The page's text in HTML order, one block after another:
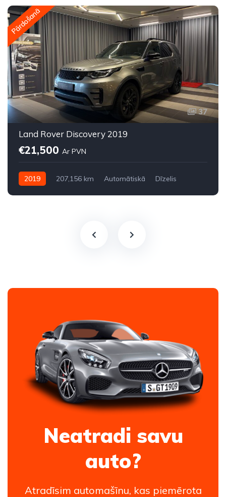
Pārdošanā
37
Land Rover Discovery 2019
€21,500 Ar PVN
2019 207,156 km Automātiskā
Dīzelis
Neatradi savu
auto?
Atradīsim automašīnu, kas piemērota